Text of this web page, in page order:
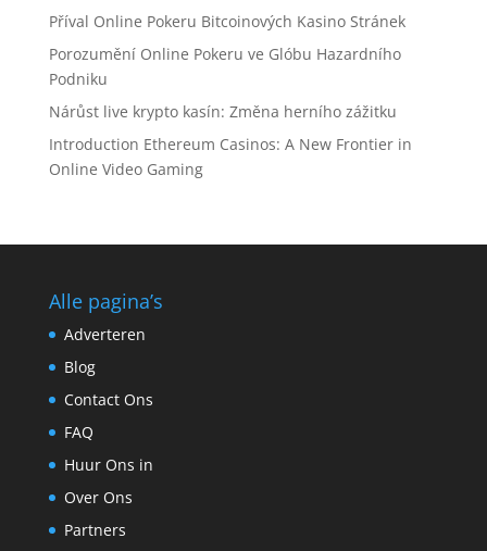
Příval Online Pokeru Bitcoinových Kasino Stránek
Porozumění Online Pokeru ve Glóbu Hazardního
Podniku
Nárůst live krypto kasín: Změna herního zážitku
Introduction Ethereum Casinos: A New Frontier in
Online Video Gaming
Alle pagina’s
Adverteren
Blog
Contact Ons
FAQ
Huur Ons in
Over Ons
Partners